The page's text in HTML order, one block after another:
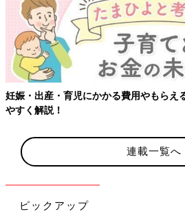
妊娠・出産・育児にかかる費用やもらえ
やすく解説！
連載一覧へ
ピックアップ